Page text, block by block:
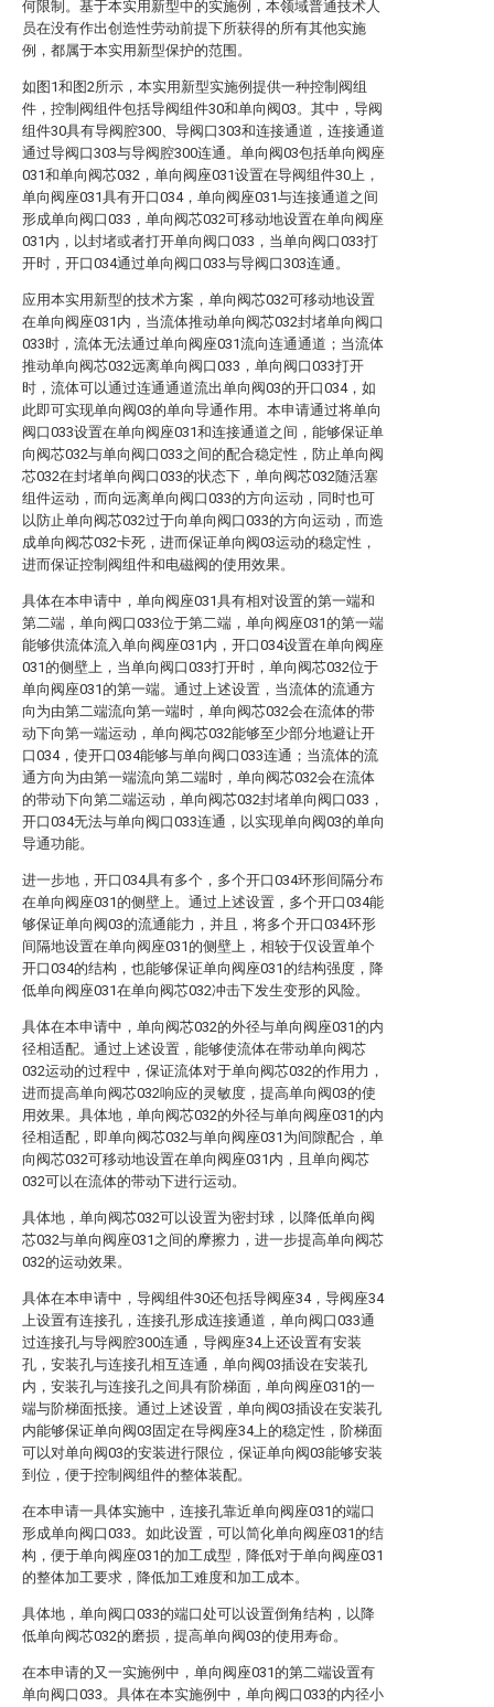
何限制。基于本实用新型中的实施例，本领域普通技术人
员在没有作出创造性劳动前提下所获得的所有其他实施
例，都属于本实用新型保护的范围。
如图1和图2所示，本实用新型实施例提供一种控制阀组
件，控制阀组件包括导阀组件30和单向阀03。其中，导阀
组件30具有导阀腔300、导阀口303和连接通道，连接通道
通过导阀口303与导阀腔300连通。单向阀03包括单向阀座
031和单向阀芯032，单向阀座031设置在导阀组件30上，
单向阀座031具有开口034，单向阀座031与连接通道之间
形成单向阀口033，单向阀芯032可移动地设置在单向阀座
031内，以封堵或者打开单向阀口033，当单向阀口033打
开时，开口034通过单向阀口033与导阀口303连通。
应用本实用新型的技术方案，单向阀芯032可移动地设置
在单向阀座031内，当流体推动单向阀芯032封堵单向阀口
033时，流体无法通过单向阀座031流向连通通道；当流体
推动单向阀芯032远离单向阀口033，单向阀口033打开
时，流体可以通过连通通道流出单向阀03的开口034，如
此即可实现单向阀03的单向导通作用。本申请通过将单向
阀口033设置在单向阀座031和连接通道之间，能够保证单
向阀芯032与单向阀口033之间的配合稳定性，防止单向阀
芯032在封堵单向阀口033的状态下，单向阀芯032随活塞
组件运动，而向远离单向阀口033的方向运动，同时也可
以防止单向阀芯032过于向单向阀口033的方向运动，而造
成单向阀芯032卡死，进而保证单向阀03运动的稳定性，
进而保证控制阀组件和电磁阀的使用效果。
具体在本申请中，单向阀座031具有相对设置的第一端和
第二端，单向阀口033位于第二端，单向阀座031的第一端
能够供流体流入单向阀座031内，开口034设置在单向阀座
031的侧壁上，当单向阀口033打开时，单向阀芯032位于
单向阀座031的第一端。通过上述设置，当流体的流通方
向为由第二端流向第一端时，单向阀芯032会在流体的带
动下向第一端运动，单向阀芯032能够至少部分地避让开
口034，使开口034能够与单向阀口033连通；当流体的流
通方向为由第一端流向第二端时，单向阀芯032会在流体
的带动下向第二端运动，单向阀芯032封堵单向阀口033，
开口034无法与单向阀口033连通，以实现单向阀03的单向
导通功能。
进一步地，开口034具有多个，多个开口034环形间隔分布
在单向阀座031的侧壁上。通过上述设置，多个开口034能
够保证单向阀03的流通能力，并且，将多个开口034环形
间隔地设置在单向阀座031的侧壁上，相较于仅设置单个
开口034的结构，也能够保证单向阀座031的结构强度，降
低单向阀座031在单向阀芯032冲击下发生变形的风险。
具体在本申请中，单向阀芯032的外径与单向阀座031的内
径相适配。通过上述设置，能够使流体在带动单向阀芯
032运动的过程中，保证流体对于单向阀芯032的作用力，
进而提高单向阀芯032响应的灵敏度，提高单向阀03的使
用效果。具体地，单向阀芯032的外径与单向阀座031的内
径相适配，即单向阀芯032与单向阀座031为间隙配合，单
向阀芯032可移动地设置在单向阀座031内，且单向阀芯
032可以在流体的带动下进行运动。
具体地，单向阀芯032可以设置为密封球，以降低单向阀
芯032与单向阀座031之间的摩擦力，进一步提高单向阀芯
032的运动效果。
具体在本申请中，导阀组件30还包括导阀座34，导阀座34
上设置有连接孔，连接孔形成连接通道，单向阀口033通
过连接孔与导阀腔300连通，导阀座34上还设置有安装
孔，安装孔与连接孔相互连通，单向阀03插设在安装孔
内，安装孔与连接孔之间具有阶梯面，单向阀座031的一
端与阶梯面抵接。通过上述设置，单向阀03插设在安装孔
内能够保证单向阀03固定在导阀座34上的稳定性，阶梯面
可以对单向阀03的安装进行限位，保证单向阀03能够安装
到位，便于控制阀组件的整体装配。
在本申请一具体实施中，连接孔靠近单向阀座031的端口
形成单向阀口033。如此设置，可以简化单向阀座031的结
构，便于单向阀座031的加工成型，降低对于单向阀座031
的整体加工要求，降低加工难度和加工成本。
具体地，单向阀口033的端口处可以设置倒角结构，以降
低单向阀芯032的磨损，提高单向阀03的使用寿命。
在本申请的又一实施例中，单向阀座031的第二端设置有
单向阀口033。具体在本实施例中，单向阀口033的内径小